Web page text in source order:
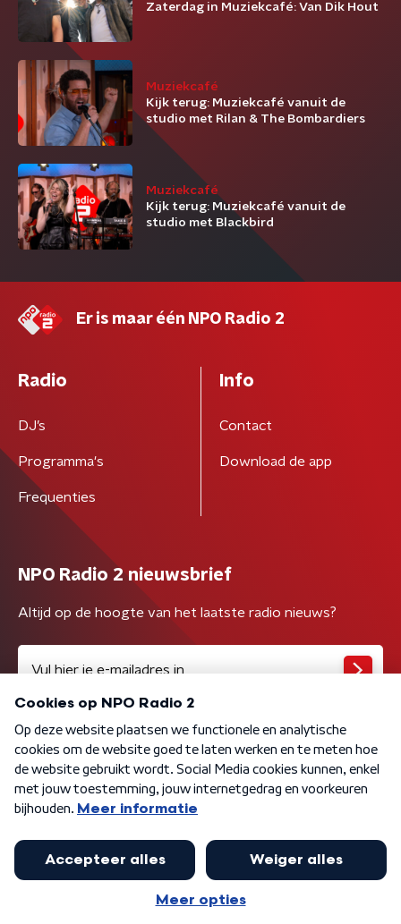
Zaterdag in Muziekcafé: Van Dik Hout
Muziekcafé
Kijk terug: Muziekcafé vanuit de
studio met Rilan & The Bombardiers
Muziekcafé
Kijk terug: Muziekcafé vanuit de
studio met Blackbird
Er is maar één NPO Radio 2
Radio
DJ’s
Programma's
Frequenties
Info
Contact
Download de app
NPO Radio 2 nieuwsbrief
Altijd op de hoogte van het laatste radio nieuws?
Algemene voorwaarden